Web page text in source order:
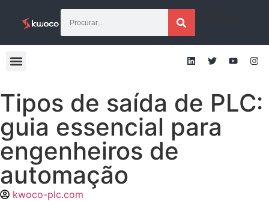
Tipos de saída de PLC:
guia essencial para
engenheiros de
automação
kwoco-plc.com